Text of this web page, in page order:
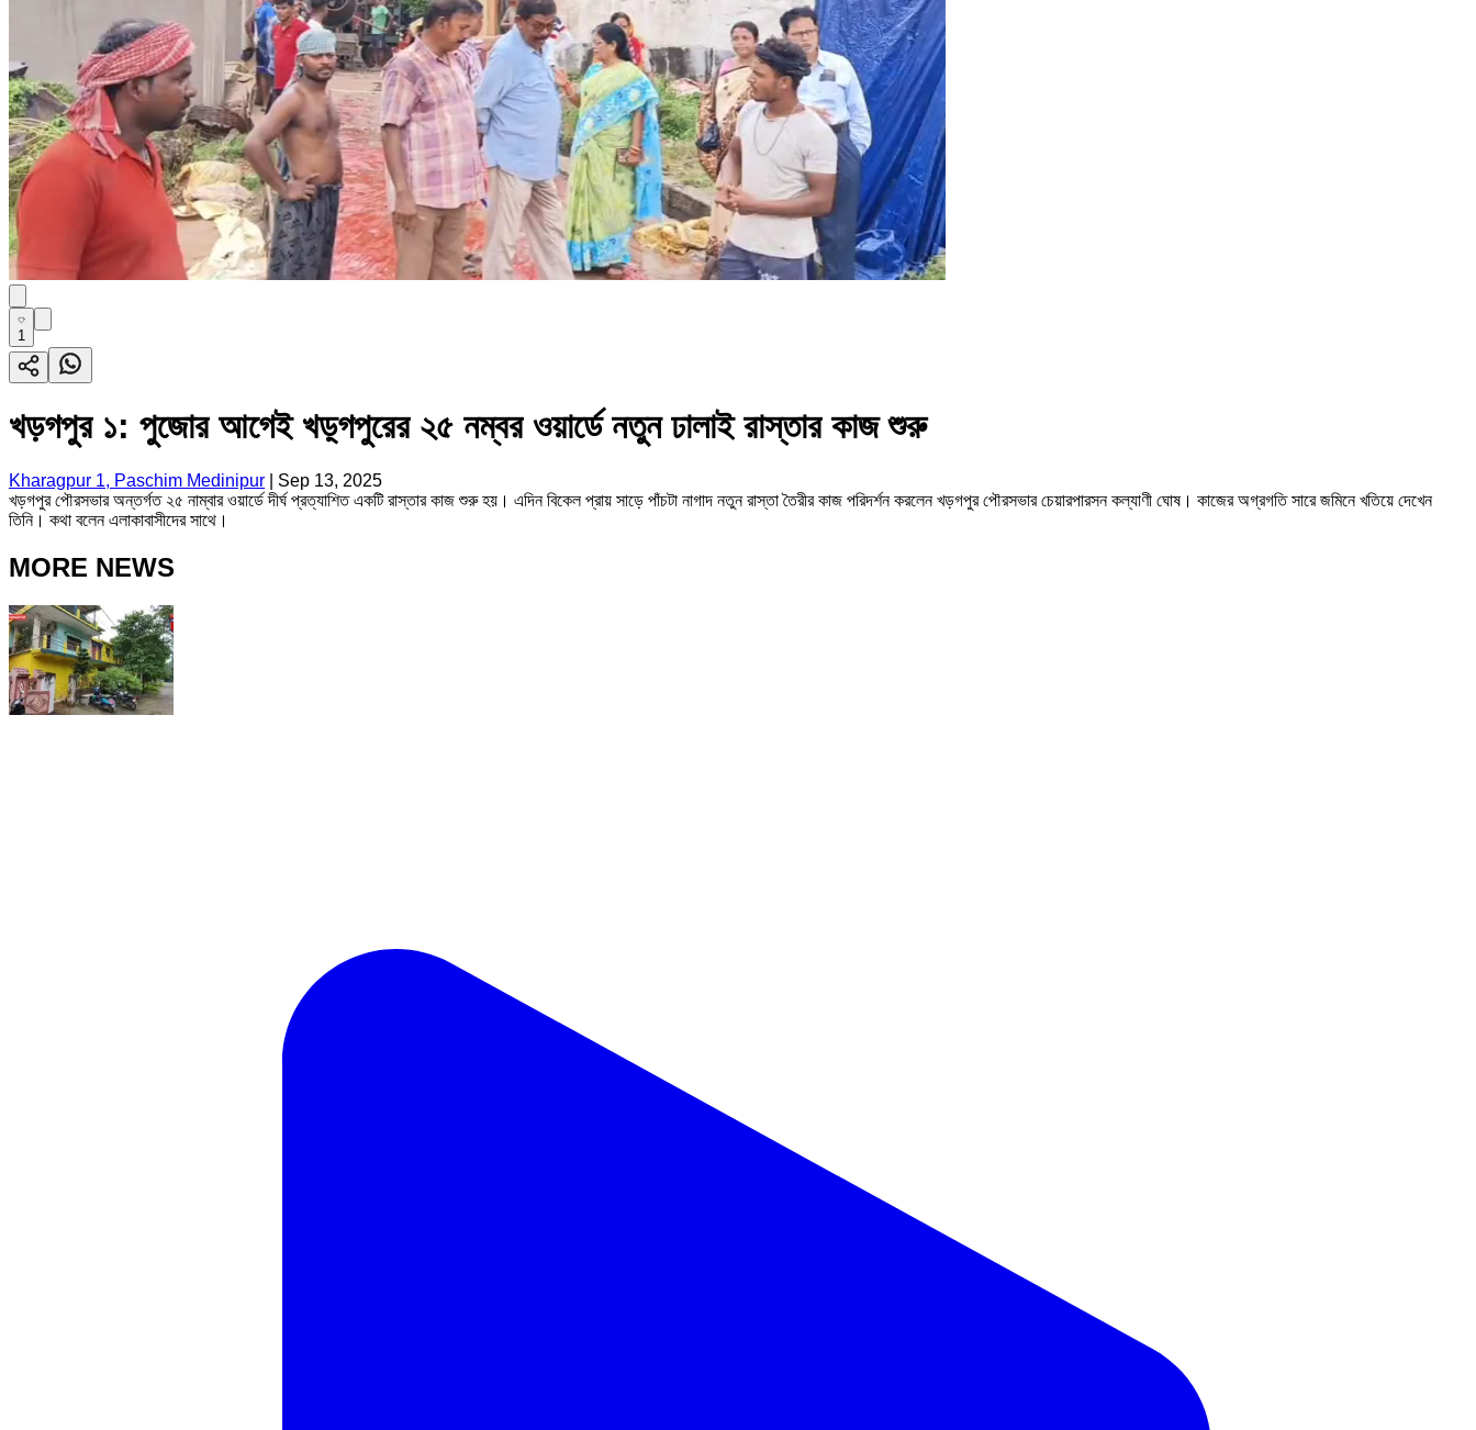
1
খড়গপুর ১: পুজোর আগেই খড়্গপুরের ২৫ নম্বর ওয়ার্ডে নতুন ঢালাই রাস্তার কাজ শুরু
Kharagpur 1, Paschim Medinipur
Sep 13, 2025
খড়গপুর পৌরসভার অন্তর্গত ২৫ নাম্বার ওয়ার্ডে দীর্ঘ প্রত্যাশিত একটি রাস্তার কাজ শুরু হয়। এদিন বিকেল প্রায় সাড়ে পাঁচটা নাগাদ নতুন রাস্তা তৈরীর কাজ পরিদর্শন করলেন খড়গপুর পৌরসভার চেয়ারপারসন কল্যাণী ঘোষ। কাজের অগ্রগতি সারে জমিনে খতিয়ে দেখেন
তিনি। কথা বলেন এলাকাবাসীদের সাথে।
MORE NEWS